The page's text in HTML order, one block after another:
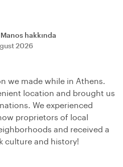
Manos hakkında
2026
we made while in Athens.
location and brought us
We experienced
proprietors of local
and received a
culture and history!